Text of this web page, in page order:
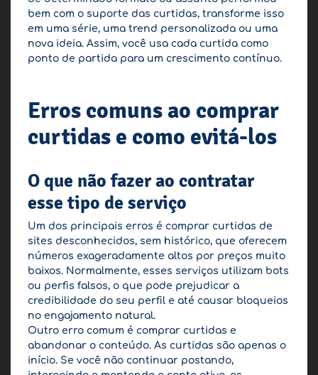
bem com o suporte das curtidas, transforme isso
em uma série, uma trend personalizada ou uma
nova ideia. Assim, você usa cada curtida como
ponto de partida para um crescimento contínuo.
Erros comuns ao comprar
curtidas e como evitá-los
O que não fazer ao contratar
esse tipo de serviço
Um dos principais erros é comprar curtidas de
sites desconhecidos, sem histórico, que oferecem
números exageradamente altos por preços muito
baixos. Normalmente, esses serviços utilizam bots
ou perfis falsos, o que pode prejudicar a
credibilidade do seu perfil e até causar bloqueios
no engajamento natural.
Outro erro comum é comprar curtidas e
abandonar o conteúdo. As curtidas são apenas o
início. Se você não continuar postando,